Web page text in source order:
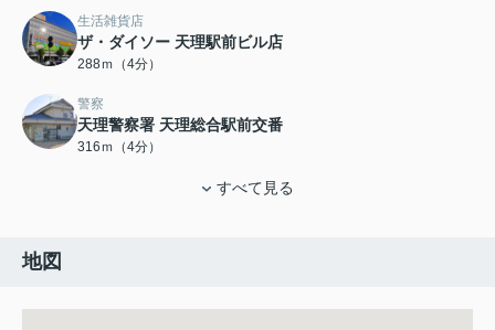
生活雑貨店
ザ・ダイソー 天理駅前ビル店
288ｍ（4分）
警察
天理警察署 天理総合駅前交番
316ｍ（4分）
すべて見る
地図